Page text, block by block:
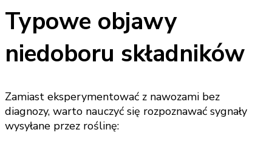
Typowe objawy
niedoboru składników
Zamiast eksperymentować z nawozami bez
diagnozy, warto nauczyć się rozpoznawać sygnały
wysyłane przez roślinę: